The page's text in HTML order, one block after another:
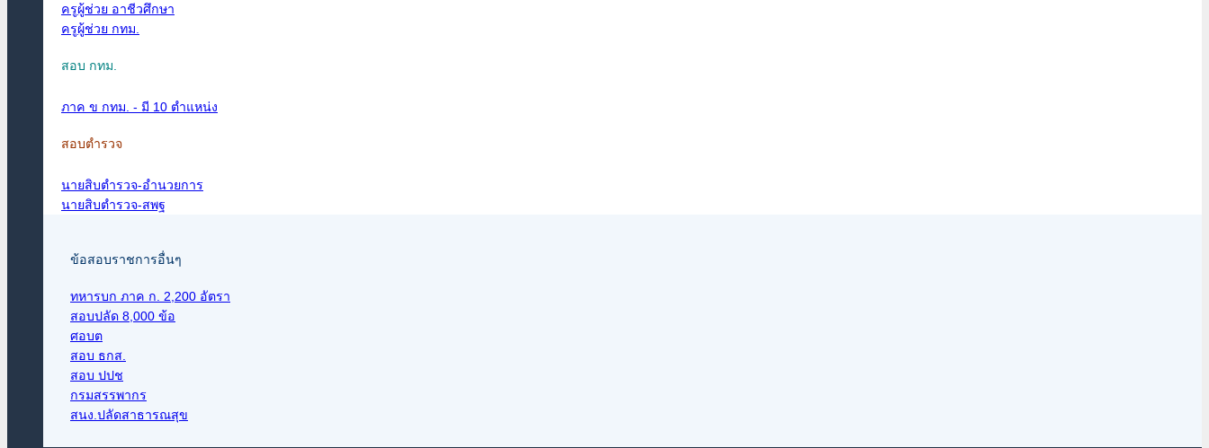
ครูผู้ช่วย อาชีวศึกษา
ครูผู้ช่วย กทม.
สอบ กทม.
ภาค ข กทม. - มี 10 ตำแหน่ง
สอบตำรวจ
นายสิบตำรวจ-อำนวยการ
นายสิบตำรวจ-สพฐ
ข้อสอบราชการอื่นๆ
ทหารบก ภาค ก. 2,200 อัตรา
สอบปลัด 8,000 ข้อ
ศอบต
สอบ ธกส.
สอบ ปปช
กรมสรรพากร
สนง.ปลัดสาธารณสุข